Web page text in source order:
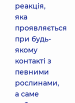
реакція,
яка
проявляється
при будь-
якому
контакті з
певними
рослинами,
а саме